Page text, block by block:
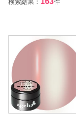
検索結果： 件